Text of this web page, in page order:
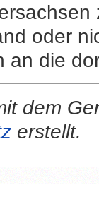
oder
an die
dem
erstellt.